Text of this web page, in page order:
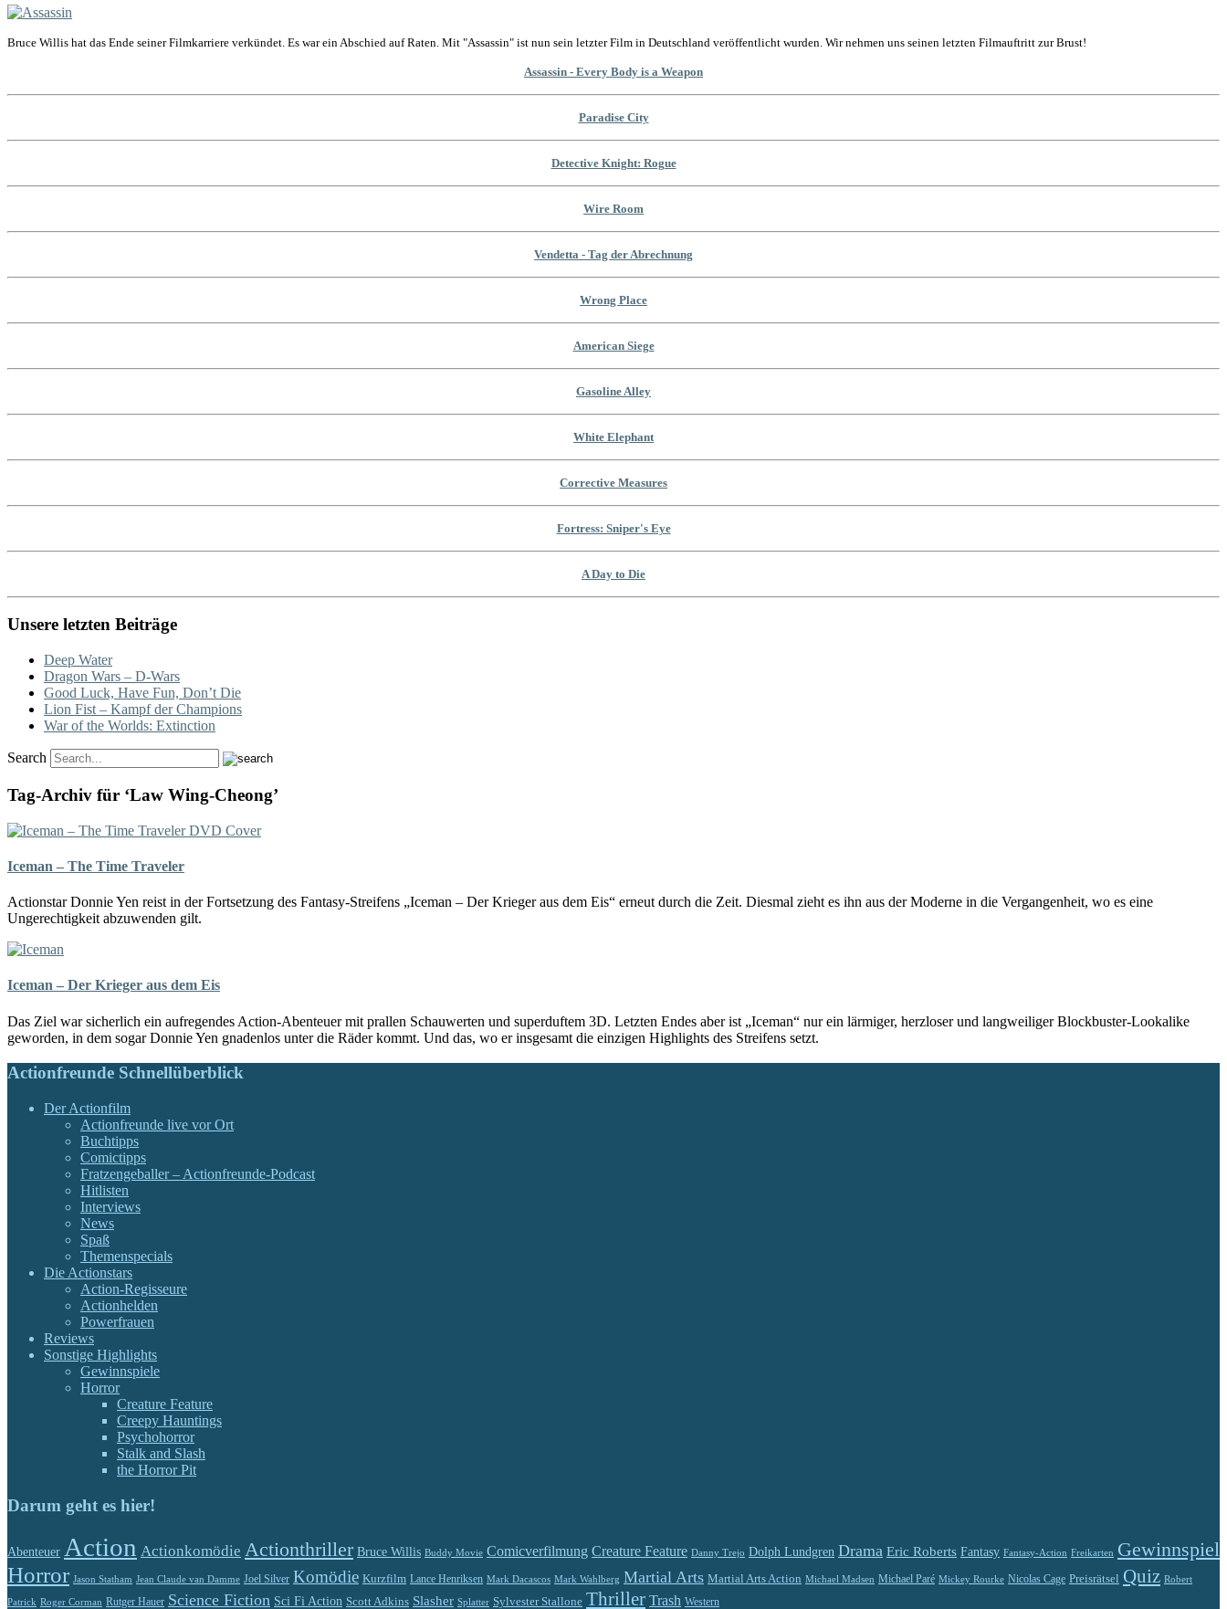
Bruce Willis hat das Ende seiner Filmkarriere verkündet. Es war ein Abschied auf Raten. Mit "Assassin" ist nun sein letzter Film in Deutschland veröffentlicht wurden. Wir nehmen uns seinen letzten Filmauftritt zur Brust!
Assassin - Every Body is a Weapon
Paradise City
Detective Knight: Rogue
Wire Room
Vendetta - Tag der Abrechnung
Wrong Place
American Siege
Gasoline Alley
White Elephant
Corrective Measures
Fortress: Sniper's Eye
A Day to Die
Unsere letzten Beiträge
Deep Water
Dragon Wars – D-Wars
Good Luck, Have Fun, Don’t Die
Lion Fist – Kampf der Champions
War of the Worlds: Extinction
Search
Tag-Archiv für ‘Law Wing-Cheong’
Iceman – The Time Traveler
Actionstar Donnie Yen reist in der Fortsetzung des Fantasy-Streifens „Iceman – Der Krieger aus dem Eis“ erneut durch die Zeit. Diesmal zieht es ihn aus der Moderne in die Vergangenheit, wo es eine
Ungerechtigkeit abzuwenden gilt.
Iceman – Der Krieger aus dem Eis
Das Ziel war sicherlich ein aufregendes Action-Abenteuer mit prallen Schauwerten und superduftem 3D. Letzten Endes aber ist „Iceman“ nur ein lärmiger, herzloser und langweiliger Blockbuster-Lookalike
geworden, in dem sogar Donnie Yen gnadenlos unter die Räder kommt. Und das, wo er insgesamt die einzigen Highlights des Streifens setzt.
Actionfreunde Schnellüberblick
Der Actionfilm
Actionfreunde live vor Ort
Buchtipps
Comictipps
Fratzengeballer – Actionfreunde-Podcast
Hitlisten
Interviews
News
Spaß
Themenspecials
Die Actionstars
Action-Regisseure
Actionhelden
Powerfrauen
Reviews
Sonstige Highlights
Gewinnspiele
Horror
Creature Feature
Creepy Hauntings
Psychohorror
Stalk and Slash
the Horror Pit
Darum geht es hier!
Abenteuer Action Actionkomödie Actionthriller Bruce Willis Buddy Movie Comicverfilmung Creature Feature Danny Trejo Dolph Lundgren Drama Eric Roberts Fantasy Fantasy-Action Freikarten Gewinnspiel
Horror Jason Statham Jean Claude van Damme Joel Silver Komödie Kurzfilm Lance Henriksen Mark Dacascos Mark Wahlberg Martial Arts Martial Arts Action Michael Madsen Michael Paré Mickey Rourke Nicolas Cage Preisrätsel Quiz Robert
Patrick Roger Corman Rutger Hauer Science Fiction Sci Fi Action Scott Adkins Slasher Splatter Sylvester Stallone Thriller Trash Western